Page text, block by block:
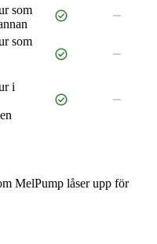
som
check_circle remove
som
check_circle remove
i
check_circle remove
MelPump låser upp för